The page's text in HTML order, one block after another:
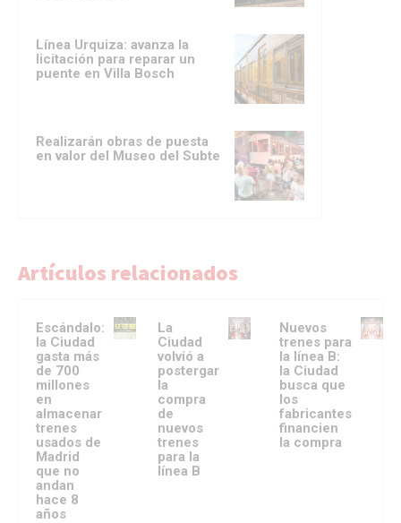
Línea Urquiza: avanza la
licitación para reparar un
puente en Villa Bosch
Realizarán obras de puesta
en valor del Museo del Subte
Artículos relacionados
Escándalo:
la Ciudad
gasta más
de 700
millones
en
almacenar
trenes
usados de
Madrid
que no
andan
hace 8
años
La
Ciudad
volvió a
postergar
la
compra
de
nuevos
trenes
para la
línea B
Nuevos
trenes para
la línea B:
la Ciudad
busca que
los
fabricantes
financien
la compra